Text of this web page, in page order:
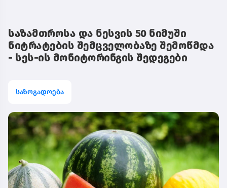
საზამთროსა და ნესვის 50 ნიმუში
ნიტრატების შემცველობაზე შემოწმდა
- სეს-ის მონიტორინგის შედეგები
საზოგადოება